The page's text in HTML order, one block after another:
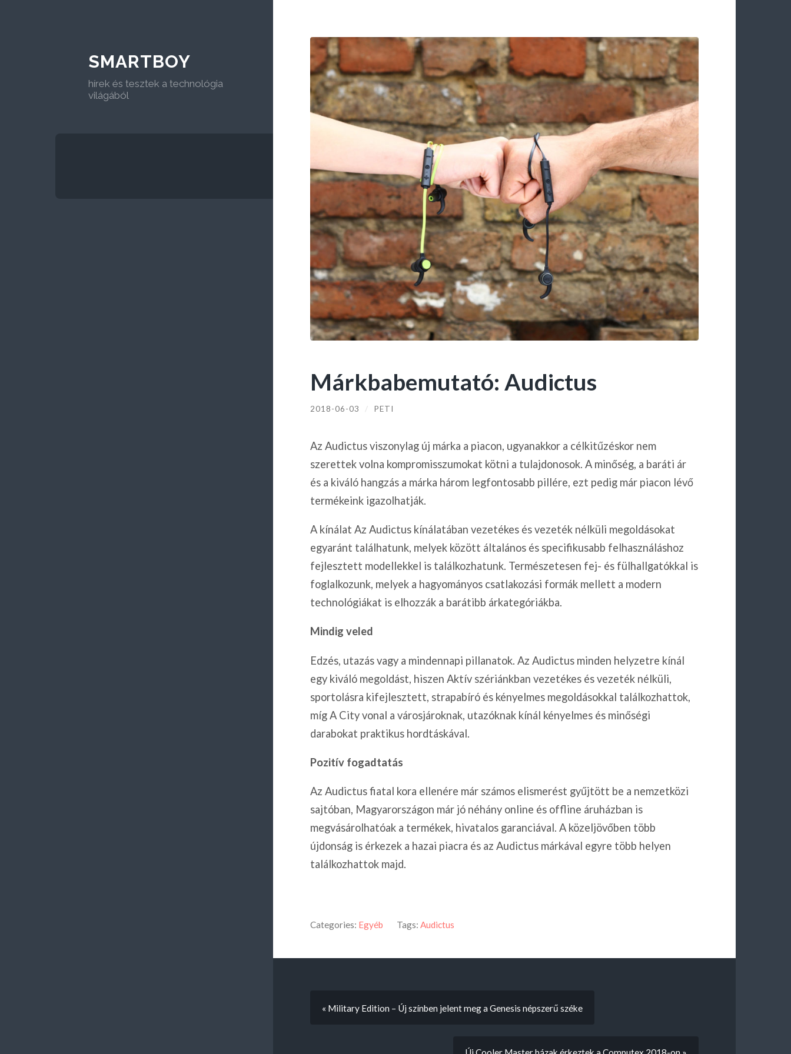
SMARTBOY
hírek és tesztek a technológia
világából
Márkbabemutató: Audictus
2018-06-03 / PETI
Az Audictus viszonylag új márka a piacon, ugyanakkor a célkitűzéskor nem
szerettek volna kompromisszumokat kötni a tulajdonosok. A minőség, a baráti ár
és a kiváló hangzás a márka három legfontosabb pillére, ezt pedig már piacon lévő
termékeink igazolhatják.
A kínálat Az Audictus kínálatában vezetékes és vezeték nélküli megoldásokat
egyaránt találhatunk, melyek között általános és specifikusabb felhasználáshoz
fejlesztett modellekkel is találkozhatunk. Természetesen fej- és fülhallgatókkal is
foglalkozunk, melyek a hagyományos csatlakozási formák mellett a modern
technológiákat is elhozzák a barátibb árkategóriákba.
Mindig veled
Edzés, utazás vagy a mindennapi pillanatok. Az Audictus minden helyzetre kínál
egy kiváló megoldást, hiszen Aktív szériánkban vezetékes és vezeték nélküli,
sportolásra kifejlesztett, strapabíró és kényelmes megoldásokkal találkozhattok,
míg A City vonal a városjároknak, utazóknak kínál kényelmes és minőségi
darabokat praktikus hordtáskával.
Pozitív fogadtatás
Az Audictus fiatal kora ellenére már számos elismerést gyűjtött be a nemzetközi
sajtóban, Magyarországon már jó néhány online és offline áruházban is
megvásárolhatóak a termékek, hivatalos garanciával. A közeljövőben több
újdonság is érkezek a hazai piacra és az Audictus márkával egyre több helyen
találkozhattok majd.
Categories: Egyéb Tags: Audictus
« Military Edition – Új színben jelent meg a Genesis népszerű széke